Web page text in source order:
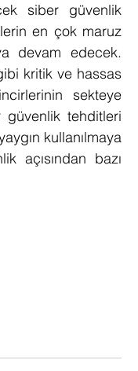
siber güvenlik
en çok maruz
devam edecek.
kritik ve hassas
sekteye
güvenlik tehditleri
kullanılmaya
açısından bazı